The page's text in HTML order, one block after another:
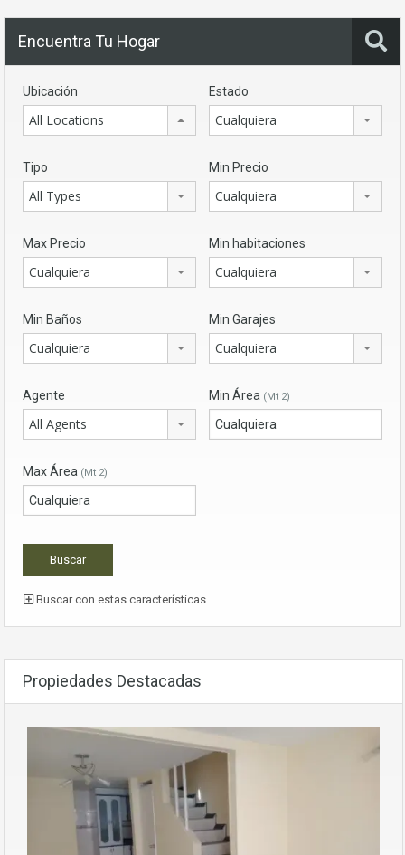
Encuentra Tu Hogar
Ubicación
All Locations
Estado
Cualquiera
Tipo
All Types
Min Precio
Cualquiera
Max Precio
Cualquiera
Min habitaciones
Cualquiera
Min Baños
Cualquiera
Min Garajes
Cualquiera
Agente
All Agents
Min Área (Mt 2)
Max Área (Mt 2)
Buscar con estas características
Propiedades Destacadas